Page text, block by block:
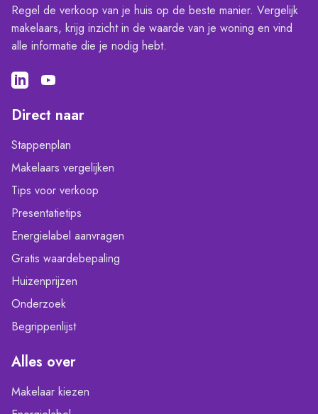
Regel de verkoop van je huis op de beste manier. Vergelijk
makelaars, krijg inzicht in de waarde van je woning en vind
alle informatie die je nodig hebt.
Direct naar
Stappenplan
Makelaars vergelijken
Tips voor verkoop
Presentatietips
Energielabel aanvragen
Gratis waardebepaling
Huizenprijzen
Onderzoek
Begrippenlijst
Alles over
Makelaar kiezen